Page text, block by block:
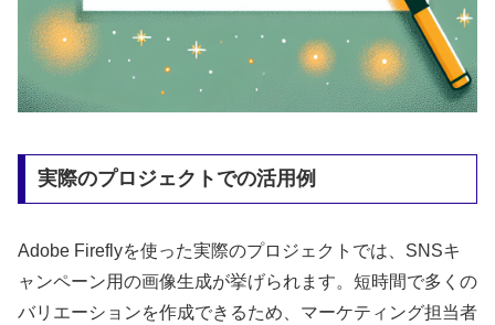
実際のプロジェクトでの活用例
Adobe Fireflyを使った実際のプロジェクトでは、SNSキ
ャンペーン用の画像生成が挙げられます。短時間で多くの
バリエーションを作成できるため、マーケティング担当者